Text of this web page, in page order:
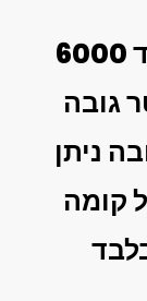
מבנה לוגיסטי 3000 עד 6000
קרקע 6 מטר גובה
מטר גובה ניתן
קומה